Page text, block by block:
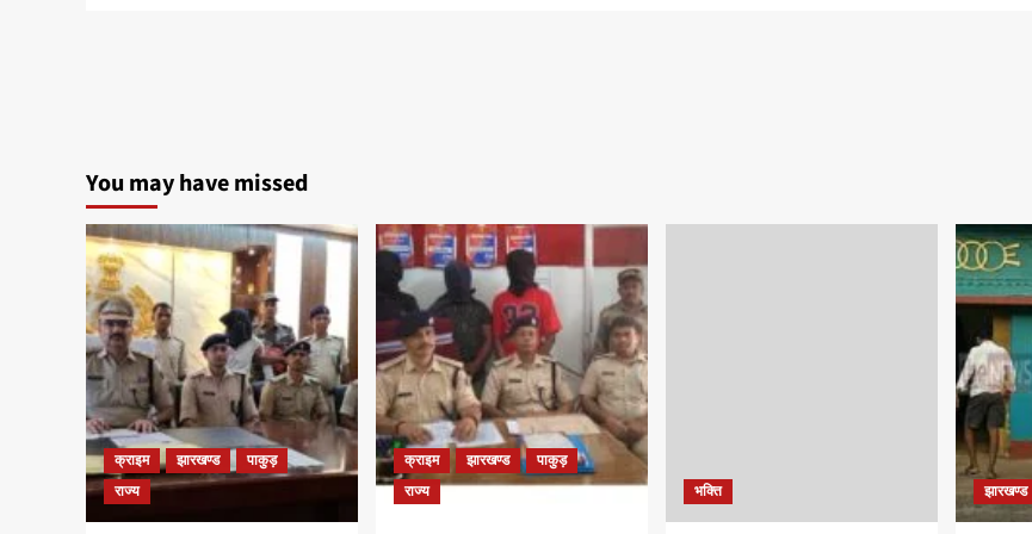
You may have missed
क्राइम झारखण्ड
पाकुड़
राज्य
क्राइम झारखण्ड
पाकुड़
राज्य
भक्ति झारखण्ड